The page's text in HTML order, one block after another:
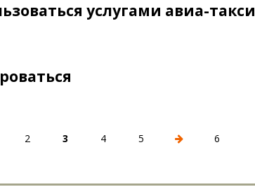
услугами авиа-такси
2 3 4 5 6